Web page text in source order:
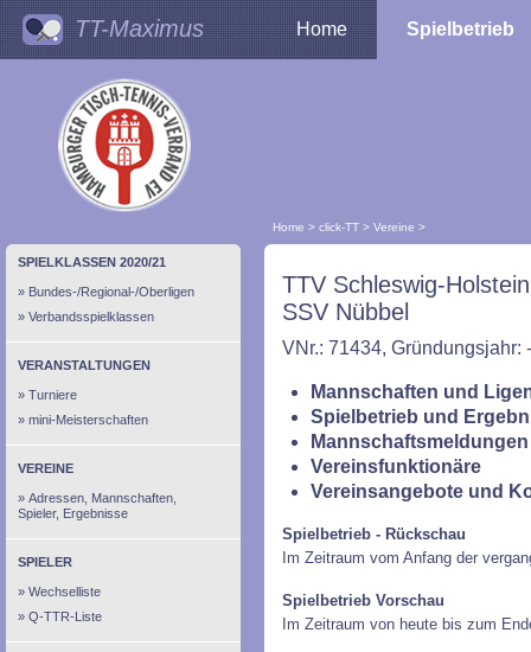
TT-Maximus Home Spielbetrieb
Home > click-TT > Vereine >
SPIELKLASSEN 2020/21
Bundes-/Regional-/Oberligen
Verbandsspielklassen
VERANSTALTUNGEN
Turniere
mini-Meisterschaften
VEREINE
Adressen, Mannschaften,
Spieler, Ergebnisse
SPIELER
Wechselliste
Q-TTR-Liste
TTV Schleswig-Holstein
SSV Nübbel
VNr.: 71434, Gründungsjahr: -
Mannschaften und
Spielbetrieb und
Vereinsfunktionäre
Vereinsangebote und
Spielbetrieb - Rückschau
Im Zeitraum vom Anfang der
Spielbetrieb Vorschau
Im Zeitraum von heute bis zum